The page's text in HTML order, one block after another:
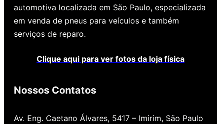
automotiva localizada em São Paulo, especializada
em venda de pneus para veículos e também
serviços de reparo.
Clique aqui para ver fotos da loja física
Nossos Contatos
Av. Eng. Caetano Álvares, 5417 – Imirim, São Paulo